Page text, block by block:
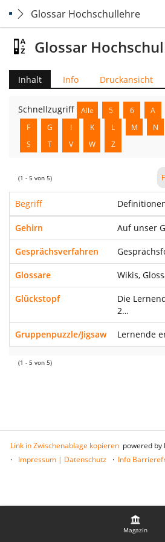
Glossar Hochschullehre
Magazin
Glossar
Inhalt Info Druckansicht
Schnellzugriff Alle 5 6 A
F
G I K L M N
S
T V W Z
(1 - 5 von 5)
Begriff
Gehirn Auf unser
Gesprächsverfahren
Glossare Wikis,
Glückstopf
Die
2…
Gruppenpuzzle/Jigsaw Lernende
(1 - 5 von 5)
Link in Zwischenablage kopieren powered by
Impressum | Datenschutz
Info